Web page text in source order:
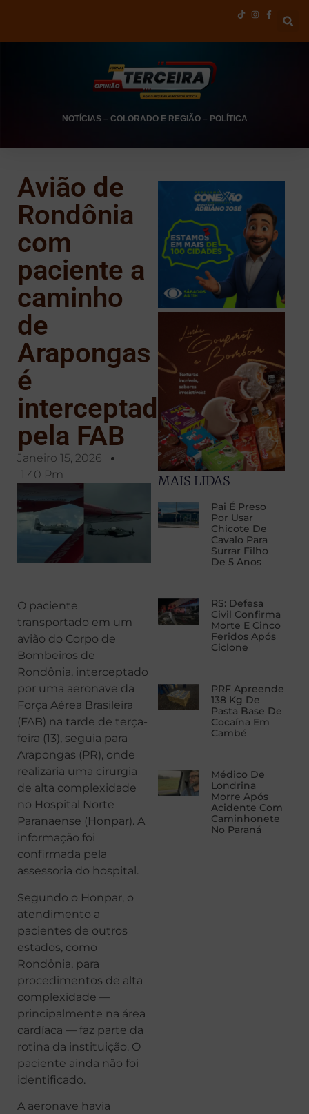
NOTÍCIAS– COLORADO E REGIÃO– POLÍTICA
Avião de
Rondônia
com
paciente a
caminho
de
Arapongas
é
interceptado
pela FAB
Janeiro 15, 2026
1:40 Pm
O paciente
transportado em um
avião do Corpo de
Bombeiros de
Rondônia, interceptado
por uma aeronave da
Força Aérea Brasileira
(FAB) na tarde de terça-
feira (13), seguia para
Arapongas (PR), onde
realizaria uma cirurgia
de alta complexidade
no Hospital Norte
Paranaense (Honpar). A
informação foi
confirmada pela
assessoria do hospital.
Segundo o Honpar, o
atendimento a
pacientes de outros
estados, como
Rondônia, para
procedimentos de alta
complexidade —
principalmente na área
cardíaca — faz parte da
rotina da instituição. O
paciente ainda não foi
identificado.
A aeronave havia
MAIS LIDAS
Pai É Preso
Por Usar
Chicote De
Cavalo Para
Surrar Filho
De 5 Anos
RS: Defesa
Civil Confirma
Morte E Cinco
Feridos Após
Ciclone
PRF Apreende
138 Kg De
Pasta Base De
Cocaína Em
Cambé
Médico De
Londrina
Morre Após
Acidente Com
Caminhonete
No Paraná